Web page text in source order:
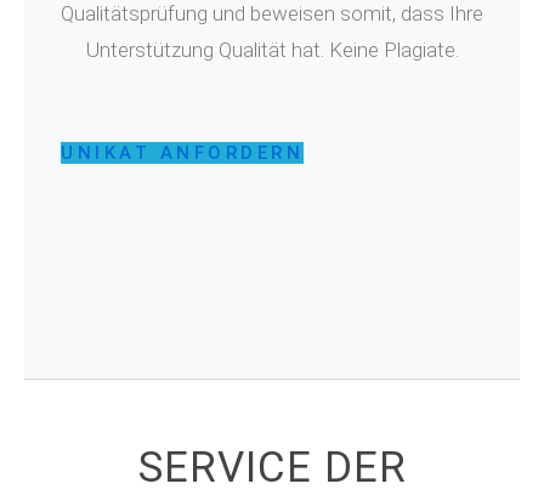
Qualitätsprüfung und beweisen somit, dass Ihre
Unterstützung Qualität hat. Keine Plagiate.
UNIKAT ANFORDERN
SERVICE DER